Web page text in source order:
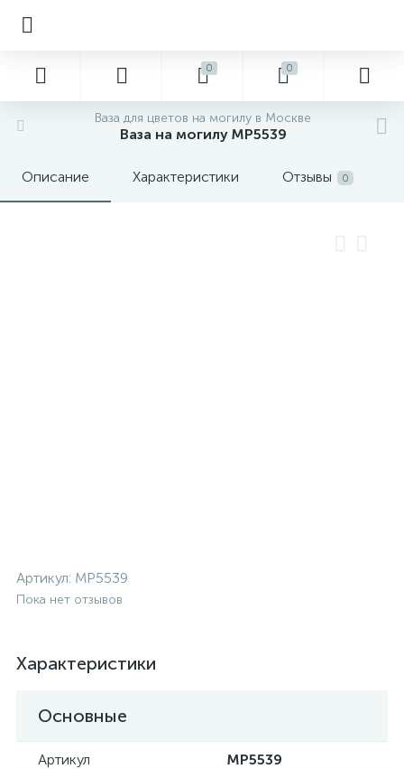
0 0
Ваза для цветов на могилу в Москве
Ваза на могилу MP5539
Описание Характеристики Отзывы 0
Артикул: MP5539
Пока нет отзывов
Характеристики
Основные
Артикул MP5539